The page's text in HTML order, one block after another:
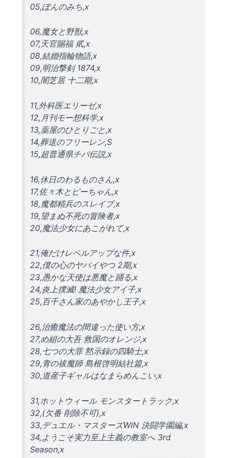
05,ぽんのみち,x
06,魔女と野獣,x
07,天官賜福 貮,x
08,結婚指輪物語,x
09,明治撃剣 1874,x
10,闇芝居 十二期,x
11,外科医エリーゼ,x
12,月刊モー想科学,x
13,薬屋のひとりごと,x
14,葬送のフリーレン,S
15,超普通県チバ伝説,x
16,休日のわるものさん,x
17,佐々木とピーちゃん,x
18,魔都精兵のスレイブ,x
19,望まぬ不死の冒険者,x
20,魔法少女にあこがれて,x
21,俺だけレベルアップな件,x
22,僕の心のヤバイやつ 2期,x
23,愚かな天使は悪魔と踊る,x
24,炎上撲滅! 魔法少女アイ子,x
25,百千さん家のあやかし王子,x
26,治癒魔法の間違った使い方,x
27,め組の大吾 救国のオレンジ,x
28,七つの大罪 黙示録の四騎士,x
29,青の祓魔師 島根啓明結社篇,x
30,道産子ギャルはなまらめんこい,x
31,ホットウィール モンスタートラック,x
32,(欠番 削除不可),x
33,デュエル・マスターズWIN 決闘学園編,x
34,ようこそ実力至上主義の教室へ 3rd
Season,x